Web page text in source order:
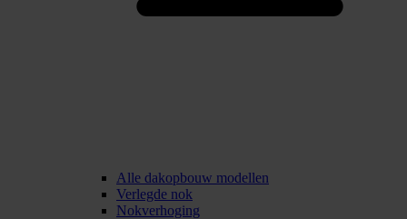
Alle dakopbouw modellen
Verlegde nok
Nokverhoging